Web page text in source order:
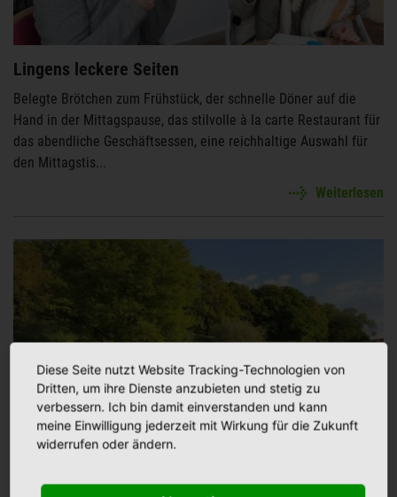
Lingens leckere Seiten
Belegte Brötchen zum Frühstück, der schnelle Döner auf die
Hand in der Mittagspause, das stilvolle à la carte Restaurant für
das abendliche Geschäftsessen, eine reichhaltige Auswahl für
den Mittagstis...
Weiterlesen
Diese Seite nutzt Website Tracking-Technologien von
Dritten, um ihre Dienste anzubieten und stetig zu
verbessern. Ich bin damit einverstanden und kann
meine Einwilligung jederzeit mit Wirkung für die Zukunft
widerrufen oder ändern.